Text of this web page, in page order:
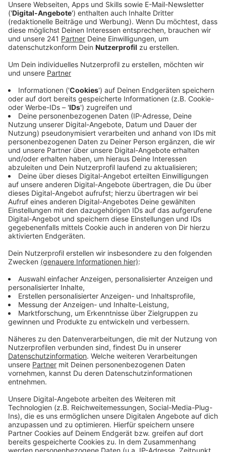
liegt der Pegelstand des Rheins bei knapp sechs
Metern.
Veröffentlicht: Donnerstag, 21.12.2023 16:53
Anzeige
Die Technischen Betriebe Leverkusen bauen morgen in
Hitdorf die Hochwasserschutztore auf. Ab dem
Vormittag beginnen die Arbeiten - es sind schon
Halteverbotszonen vor Ort eingerichtet. Die Stadt
bittet alle Autofahrer, die ihre Fahrzeuge noch dort
geparkt haben, die Autos möglichst bald wegzufahren.
Die Tore sollen ein Schutz vor dem steigenden
Rheinpegel sein, der Wasserstand liegt aktuell bei
knapp sechs Metern. Weil es in den vergangenen
Tagen aber viel und ausdauernd geregnet hat und
vermutlich auch übers Wochenende noch mit viel
Niederschlag zu rechnen ist, könnte der Pegel noch
sei nicht auszuschließen.
Anzeige
Weitere Meldungen aus Leverkusen
Mitglieder-Boom bei Bayer 04 Leverkusen geht weiter
Leverkusen: Das rät die Flughafenpolizei vor Reisen
Leverkusener Vereine erhalten NRW Heimatpreis
Anzeige